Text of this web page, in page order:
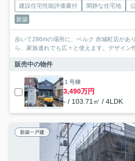
建設住宅性能評価書付 閑静な住宅地
新築
歩いて286mの場所に、ベルク 赤城町店があ
ら、家族連れでも広々と使えます。デザイン
販売中の物件
１号棟
3,490万円
- / 103.71㎡ / 4LDK
新築一戸建